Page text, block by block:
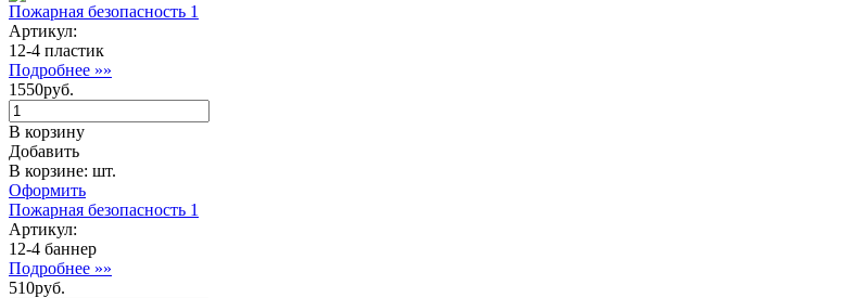
Пожарная безопасность 1
Артикул:
12-4 пластик
Подробнее »»
1550руб.
В корзину
Добавить
В корзине: шт.
Оформить
Пожарная безопасность 1
Артикул:
12-4 баннер
Подробнее »»
510руб.